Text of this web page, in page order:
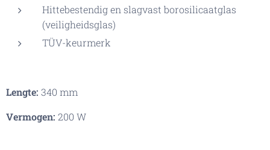
Hittebestendig en slagvast borosilicaatglas
(veiligheidsglas)
TÜV-keurmerk
Lengte: 340 mm
Vermogen: 200 W